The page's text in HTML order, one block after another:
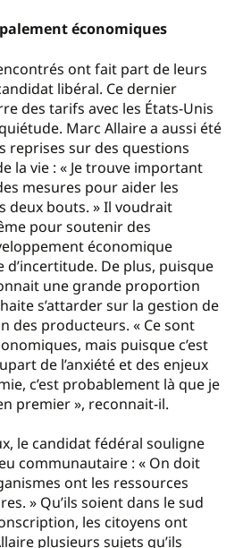
économiques
ont fait part de leurs
libéral. Ce dernier
des tarifs avec les États-Unis
Marc Allaire a aussi été
reprises sur des questions
la vie : « Je trouve important
mesures pour aider les
deux bouts. » Il voudrait
pour soutenir des
économique
De plus, puisque
une grande proportion
s’attarder sur la gestion de
des producteurs. « Ce sont
mais puisque c’est
de l’anxiété et des enjeux
c’est probablement là que je
premier », reconnait-il.
le candidat fédéral souligne
communautaire : « On doit
ont les ressources
» Qu’ils soient dans le sud
les citoyens ont
plusieurs sujets qu’ils